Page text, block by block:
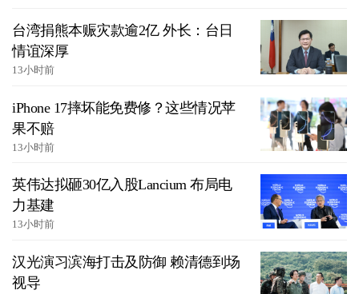
台湾捐熊本赈灾款逾2亿 外长：台日
情谊深厚
13小时前
iPhone 17摔坏能免费修？这些情况苹
果不赔
13小时前
英伟达拟砸30亿入股Lancium 布局电
力基建
13小时前
汉光演习滨海打击及防御 赖清德到场
视导